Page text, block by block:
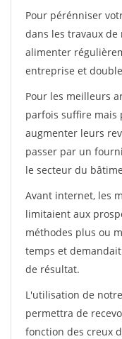
Pour pérénniser
dans les travaux
alimenter
entreprise et
Pour les meilleurs
parfois suffire mais
augmenter leurs
passer par un
le secteur du
Avant internet, les
limitaient aux
méthodes plus ou
temps et
de résultat.
L'utilisation de
permettra de
fonction des creux